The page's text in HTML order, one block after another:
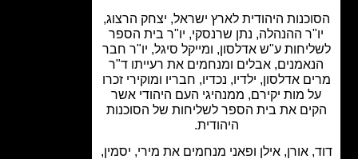
היהודית לארץ ישראל, יצחק הרצוג,
ההנהלה, נתן שרנסקי, יו"ר בית הספר
ע"ש אדלסון, ומייקל סיגל, יו"ר חבר
אבלים ומנחמים את רעייתו ד"ר
אדלסון, ילדיו, נכדיו, חבריו ומוקירי זכרו
מות יקירם, ממנהיגי העם היהודי אשר
את בית הספר לשליחות של הסוכנות
היהודית.
אורן, אילן ופאני מנחמים את מירי, יסמין,